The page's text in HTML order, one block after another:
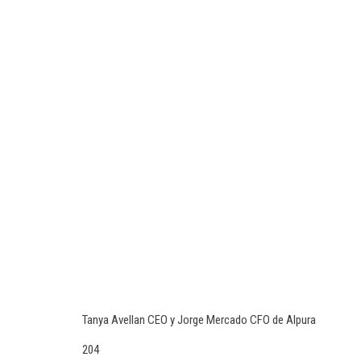
Tanya Avellan CEO y Jorge Mercado CFO de Alpura
204